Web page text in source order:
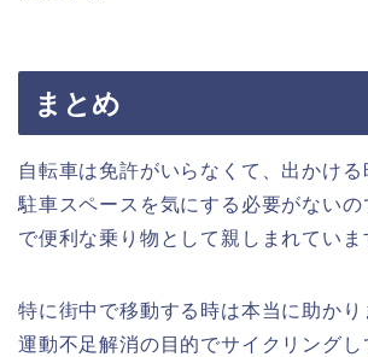
まとめ
自転車は免許がいらなくて、出かける
駐車スペースを気にする必要がないの
で便利な乗り物として親しまれていま
特に街中で移動する時は本当に助かり
運動不足解消の目的でサイクリングし